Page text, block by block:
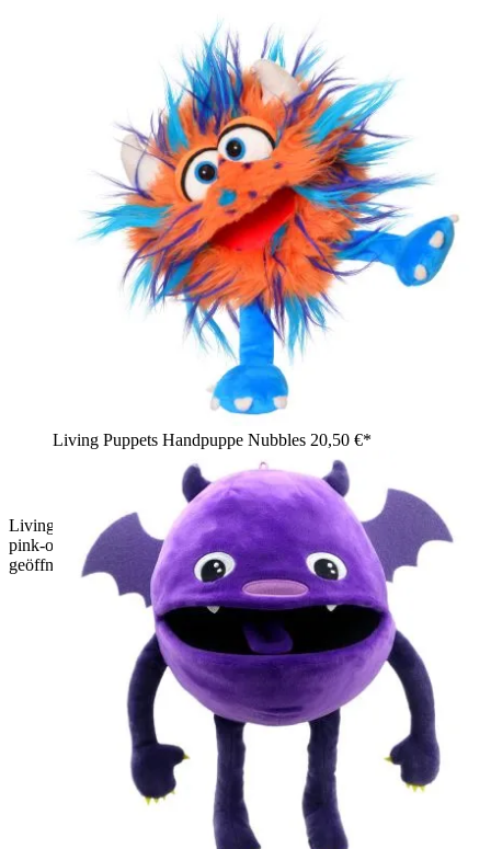
Living Puppets Handpuppe Knibbles, grünes Zottelmonster mit
pink-orangefarbenen Strähnen, pinken Händen und Füßen und
geöffnetem rotem Mund
Living Puppets Handpuppe Nubbles 20,50 €*